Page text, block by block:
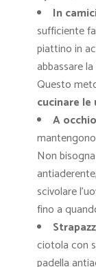
In
sufficiente
piattino in
abbassare
Questo
cucinare
A
Non
scivolare
fino a
ciotola con
padella